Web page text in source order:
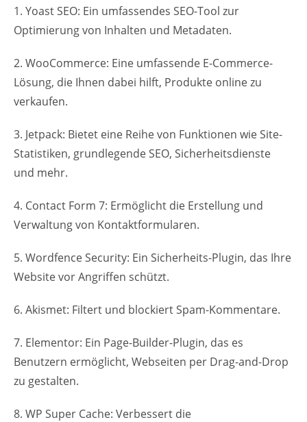
1. Yoast SEO: Ein umfassendes SEO-Tool zur
Optimierung von Inhalten und Metadaten.
2. WooCommerce: Eine umfassende E-Commerce-
Lösung, die Ihnen dabei hilft, Produkte online zu
verkaufen.
3. Jetpack: Bietet eine Reihe von Funktionen wie Site-
Statistiken, grundlegende SEO, Sicherheitsdienste
und mehr.
4. Contact Form 7: Ermöglicht die Erstellung und
Verwaltung von Kontaktformularen.
5. Wordfence Security: Ein Sicherheits-Plugin, das Ihre
Website vor Angriffen schützt.
6. Akismet: Filtert und blockiert Spam-Kommentare.
7. Elementor: Ein Page-Builder-Plugin, das es
Benutzern ermöglicht, Webseiten per Drag-and-Drop
zu gestalten.
8. WP Super Cache: Verbessert die